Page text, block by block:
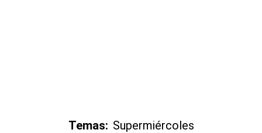
Temas: Supermiércoles